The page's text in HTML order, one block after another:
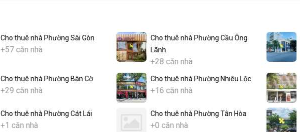
Cho thuê nhà Phường Sài Gòn
+57 căn nhà
Cho thuê nhà Phường Cầu Ông
Lãnh
+28 căn nhà
Cho thuê nhà Phường Bàn Cờ
+29 căn nhà
Cho thuê nhà Phường Nhiêu Lộc
+16 căn nhà
Cho thuê nhà Phường Cát Lái
+1 căn nhà
Cho thuê nhà Phường Tân Hòa
+0 căn nhà